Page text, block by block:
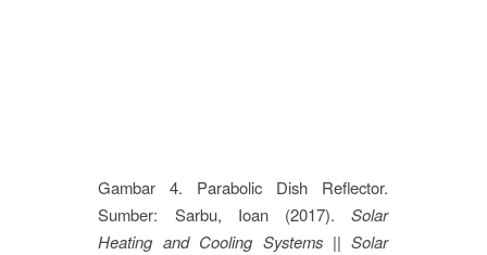
Gambar 4. Parabolic Dish Reflector.
Sumber: Sarbu, Ioan (2017).Solar
Heating and Cooling Systems || Solar